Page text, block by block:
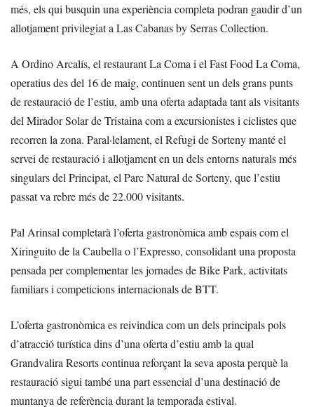
més, els qui busquin una experiència completa podran gaudir d’un
allotjament privilegiat a Las Cabanas by Serras Collection.
A Ordino Arcalís, el restaurant La Coma i el Fast Food La Coma,
operatius des del 16 de maig, continuen sent un dels grans punts
de restauració de l’estiu, amb una oferta adaptada tant als visitants
del Mirador Solar de Tristaina com a excursionistes i ciclistes que
recorren la zona. Paral·lelament, el Refugi de Sorteny manté el
servei de restauració i allotjament en un dels entorns naturals més
singulars del Principat, el Parc Natural de Sorteny, que l’estiu
passat va rebre més de 22.000 visitants.
Pal Arinsal completarà l’oferta gastronòmica amb espais com el
Xiringuito de la Caubella o l’Expresso, consolidant una proposta
pensada per complementar les jornades de Bike Park, activitats
familiars i competicions internacionals de BTT.
L’oferta gastronòmica es reivindica com un dels principals pols
d’atracció turística dins d’una oferta d’estiu amb la qual
Grandvalira Resorts continua reforçant la seva aposta perquè la
restauració sigui també una part essencial d’una destinació de
muntanya de referència durant la temporada estival.